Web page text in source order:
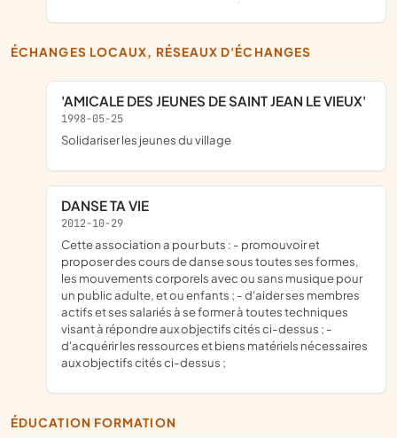
ÉCHANGES LOCAUX, RÉSEAUX D'ÉCHANGES
'AMICALE DES JEUNES DE SAINT JEAN LE VIEUX'
1998-05-25
solidariser les jeunes du village
DANSE TA VIE
2012-10-29
cette association a pour buts : - promouvoir et
proposer des cours de danse sous toutes ses formes,
les mouvements corporels avec ou sans musique pour
un public adulte, et ou enfants ; - d'aider ses membres
actifs et ses salariés à se former à toutes techniques
visant à répondre aux objectifs cités ci-dessus ; -
d'acquérir les ressources et biens matériels nécessaires
aux objectifs cités ci-dessus ;
ÉDUCATION FORMATION